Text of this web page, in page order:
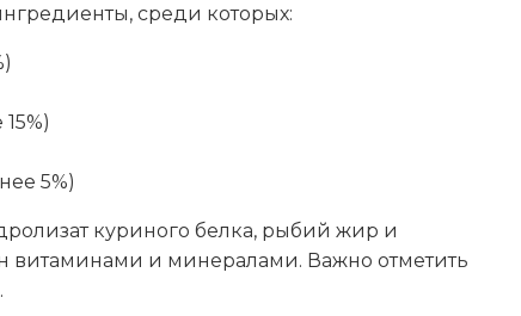
80
среди которых:
5%)
куриного белка, рыбий жир и
витаминами и минералами. Важно отметить